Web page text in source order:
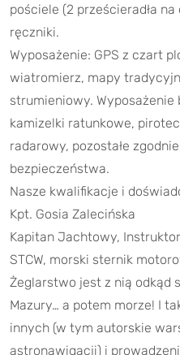
pościele (2 prześcieradła
ręczniki.
Wyposażenie: GPS z czart
wiatromierz, mapy
strumieniowy.
kamizelki ratunkowe,
radarowy, pozostałe
bezpieczeństwa.
Nasze kwalifikacje i
Kpt. Gosia Zalecińska
Kapitan Jachtowy,
STCW, morski sternik
Żeglarstwo jest z nią odkąd
Mazury… a potem morze! I
innych (w tym autorskie
astronawigacji) i